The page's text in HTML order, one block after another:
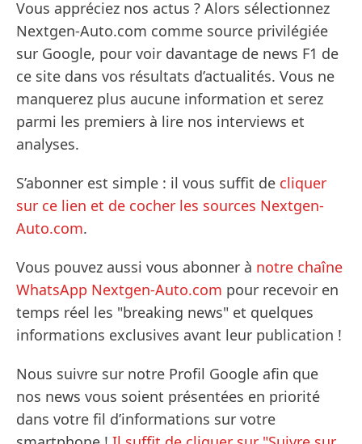
Vous appréciez nos actus ? Alors sélectionnez
Nextgen-Auto.com comme source privilégiée
sur Google, pour voir davantage de news F1 de
ce site dans vos résultats d’actualités. Vous ne
manquerez plus aucune information et serez
parmi les premiers à lire nos interviews et
analyses.
S’abonner est simple : il vous suffit de cliquer
sur ce lien et de cocher les sources Nextgen-
Auto.com.
Vous pouvez aussi vous abonner à notre chaîne
WhatsApp Nextgen-Auto.com pour recevoir en
temps réel les "breaking news" et quelques
informations exclusives avant leur publication !
Nous suivre sur notre Profil Google afin que
nos news vous soient présentées en priorité
dans votre fil d’informations sur votre